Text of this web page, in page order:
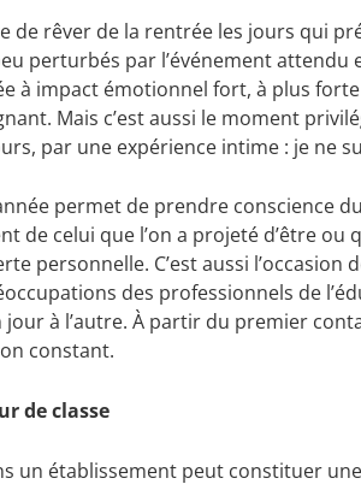
de rêver de la rentrée les jours qui
perturbés par l’événement
à impact émotionnel fort, à plus
Mais c’est aussi le moment
par une expérience intime : je ne
permet de prendre conscience
de celui que l’on a projeté d’être ou
personnelle. C’est aussi
des professionnels de
jour à l’autre. À partir du premier
constant.
de classe
un établissement peut constituer